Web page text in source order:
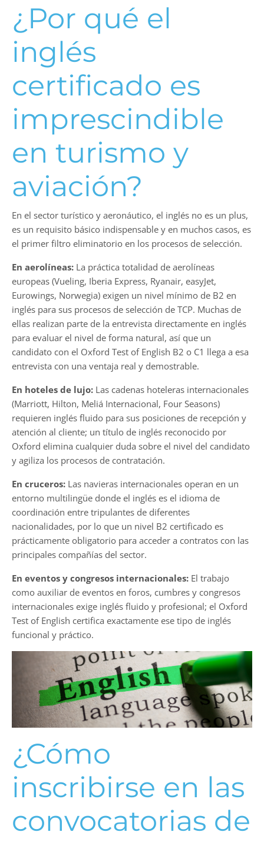
¿Por qué el
inglés
certificado es
imprescindible
en turismo y
aviación?
En el sector turístico y aeronáutico, el inglés no es un plus,
es un requisito básico indispensable y en muchos casos, es
el primer filtro eliminatorio en los procesos de selección.
En aerolíneas: La práctica totalidad de aerolíneas
europeas (Vueling, Iberia Express, Ryanair, easyJet,
Eurowings, Norwegia) exigen un nivel mínimo de B2 en
inglés para sus procesos de selección de TCP. Muchas de
ellas realizan parte de la entrevista directamente en inglés
para evaluar el nivel de forma natural, así que un
candidato con el Oxford Test of English B2 o C1 llega a esa
entrevista con una ventaja real y demostrable.
En hoteles de lujo: Las cadenas hoteleras internacionales
(Marriott, Hilton, Meliá Internacional, Four Seasons)
requieren inglés fluido para sus posiciones de recepción y
atención al cliente; un título de inglés reconocido por
Oxford elimina cualquier duda sobre el nivel del candidato
y agiliza los procesos de contratación.
En cruceros: Las navieras internacionales operan en un
entorno multilingüe donde el inglés es el idioma de
coordinación entre tripulantes de diferentes
nacionalidades, por lo que un nivel B2 certificado es
prácticamente obligatorio para acceder a contratos con las
principales compañías del sector.
En eventos y congresos internacionales: El trabajo
como auxiliar de eventos en foros, cumbres y congresos
internacionales exige inglés fluido y profesional; el Oxford
Test of English certifica exactamente ese tipo de inglés
funcional y práctico.
¿Cómo
inscribirse en las
convocatorias de